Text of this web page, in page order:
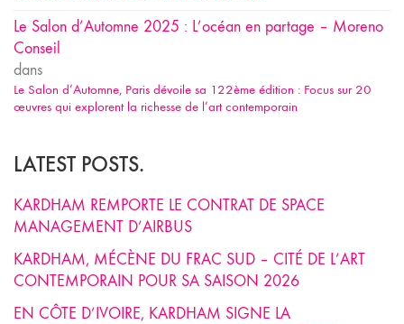
Le Salon d’Automne 2025 : L’océan en partage – Moreno
Conseil
dans
Le Salon d’Automne, Paris dévoile sa 122ème édition : Focus sur 20
œuvres qui explorent la richesse de l’art contemporain
LATEST POSTS.
KARDHAM REMPORTE LE CONTRAT DE SPACE
MANAGEMENT D’AIRBUS
KARDHAM, MÉCÈNE DU FRAC SUD – CITÉ DE L’ART
CONTEMPORAIN POUR SA SAISON 2026
EN CÔTE D’IVOIRE, KARDHAM SIGNE LA